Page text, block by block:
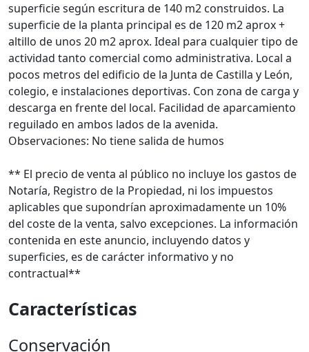
superficie según escritura de 140 m2 construidos. La
superficie de la planta principal es de 120 m2 aprox +
altillo de unos 20 m2 aprox. Ideal para cualquier tipo de
actividad tanto comercial como administrativa. Local a
pocos metros del edificio de la Junta de Castilla y León,
colegio, e instalaciones deportivas. Con zona de carga y
descarga en frente del local. Facilidad de aparcamiento
reguilado en ambos lados de la avenida.
Observaciones: No tiene salida de humos
** El precio de venta al público no incluye los gastos de
Notaría, Registro de la Propiedad, ni los impuestos
aplicables que supondrían aproximadamente un 10%
del coste de la venta, salvo excepciones. La información
contenida en este anuncio, incluyendo datos y
superficies, es de carácter informativo y no
contractual**
Características
Conservación